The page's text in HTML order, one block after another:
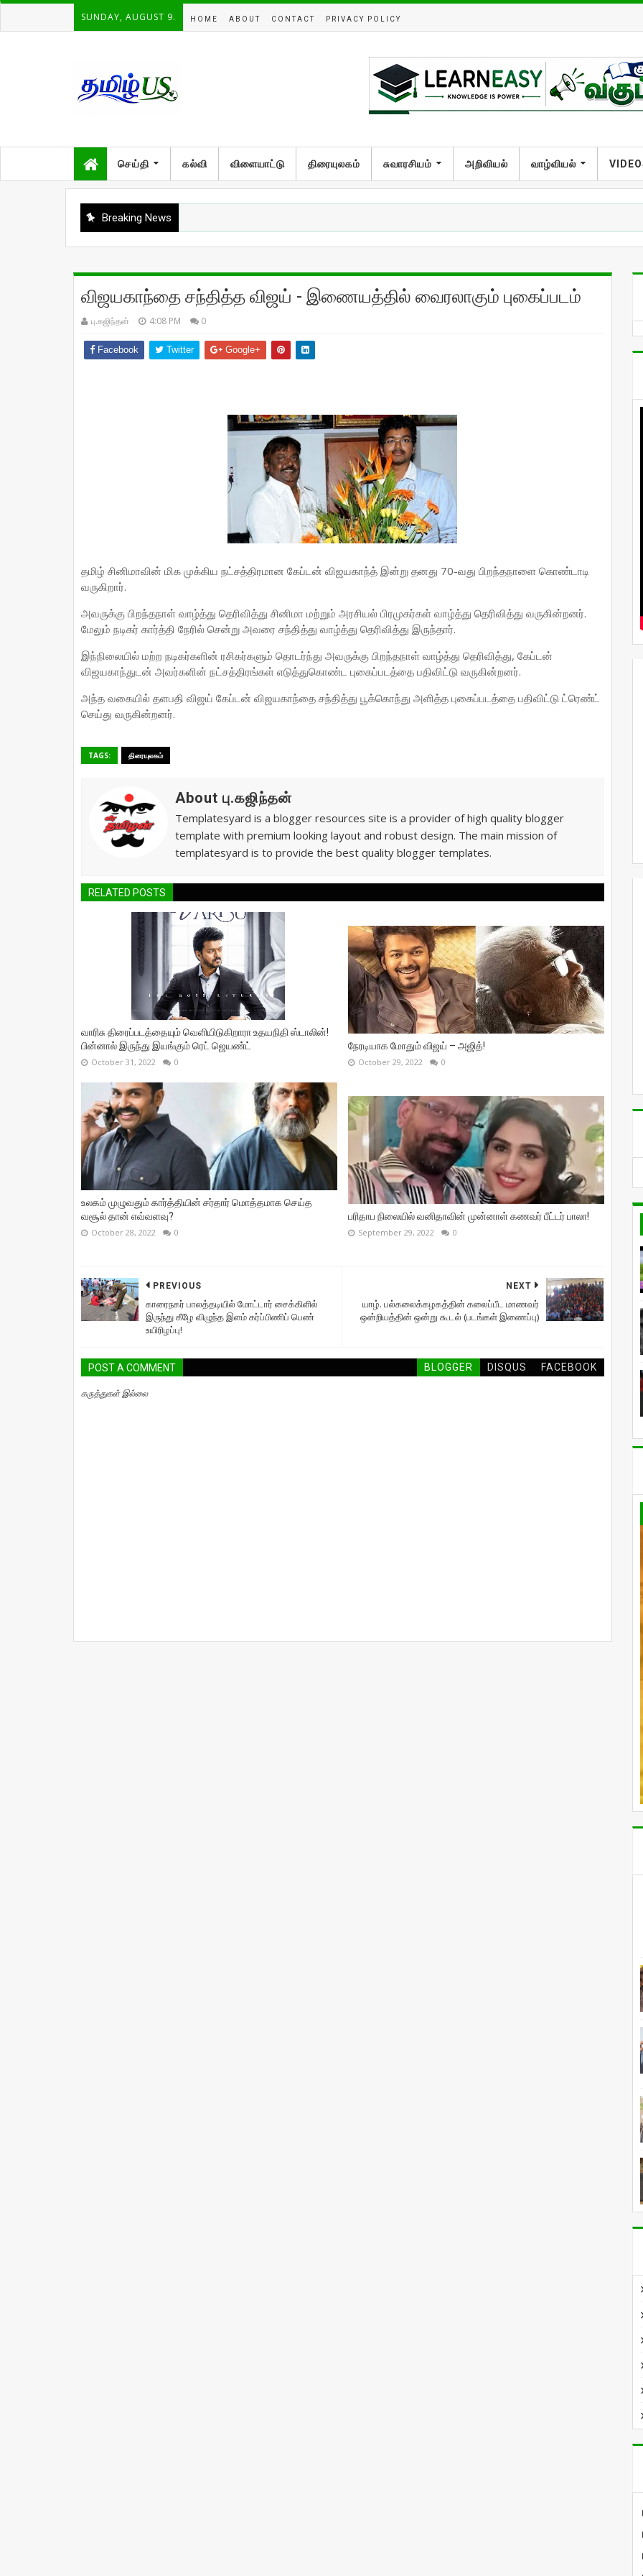
SUNDAY, AUGUST 9. HOME ABOUT CONTACT PRIVACY POLICY
செய்தி கல்வி விளையாட்டு திரையுலகம் சுவாரசியம் அறிவியல் வாழ்வியல்
Breaking News
விஜயகாந்தை சந்தித்த விஜய் - இணையத்தில் வைரலாகும் புகைப்படம்
பு.கஜிந்தன் 4:08 PM 0
Facebook Twitter Google+
தமிழ் சினிமாவின் மிக முக்கிய நட்சத்திரமான கேப்டன் விஜயகாந்த் இன்று தனது 70-வது பிறந்தநாளை கொண்டாடி
வருகிறார்.
அவருக்கு பிறந்தநாள் வாழ்த்து தெரிவித்து சினிமா மற்றும் அரசியல் பிரமுகர்கள் வாழ்த்து தெரிவித்து வருகின்றனர்.
மேலும் நடிகர் கார்த்தி நேரில் சென்று அவரை சந்தித்து வாழ்த்து தெரிவித்து இருந்தார்.
இந்நிலையில் மற்ற நடிகர்களின் ரசிகர்களும் தொடர்ந்து அவருக்கு பிறந்தநாள் வாழ்த்து தெரிவித்து, கேப்டன்
விஜயகாந்துடன் அவர்களின் நட்சத்திரங்கள் எடுத்துகொண்ட புகைப்படத்தை பதிவிட்டு வருகின்றனர்.
அந்த வகையில் தளபதி விஜய் கேப்டன் விஜயகாந்தை சந்தித்து பூக்கொந்து அளித்த புகைப்படத்தை பதிவிட்டு ட்ரெண்ட்
செய்து வருகின்றனர்.
TAGS: திரையுலகம்
About பு.கஜிந்தன்
Templatesyard is a blogger resources site is a provider of high quality blogger
template with premium looking layout and robust design. The main mission of
templatesyard is to provide the best quality blogger templates.
RELATED POSTS
வாரிசு திரைப்படத்தையும் வெளியிடுகிறாரா உதயநிதி ஸ்டாலின்!
பின்னால் இருந்து இயங்கும் ரெட் ஜெயண்ட்
October 31, 2022 0
நேரடியாக மோதும் விஜய் – அஜித்!
October 29, 2022 0
உலகம் முழுவதும் கார்த்தியின் சர்தார் மொத்தமாக செய்த
வசூல் தான் எவ்வளவு?
October 28, 2022 0
பரிதாப நிலையில் வனிதாவின் முன்னாள் கணவர் பீட்டர் பாலா!
September 29, 2022 0
NEXT
யாழ். பல்கலைக்கழகத்தின் கலைப்பீட மாணவர்
ஒன்றியத்தின் ஒன்று கூடல் (படங்கள் இணைப்பு)
PREVIOUS
காரைநகர் பாலத்தடியில் மோட்டார் சைக்கிளில்
இருந்து கீழே விழுந்த இளம் கர்ப்பிணிப் பெண்
உயிரிழப்பு!
POST A COMMENT BLOGGER DISQUS FACEBOOK
கருத்துகள் இல்லை